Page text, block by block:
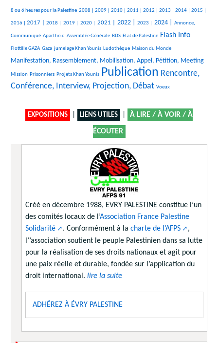
444/2417
8 ou 6 heures pour la Palestine
95/2417 2008 |
289/2417 2009 |
240/2417 2010 |
333/2417 2011 |
216/2417 2012 |
279/2417 2013 |
158/2417 2014 |
122/2417 2015 |
343/2417
2016 |
557/2417
2017 |
191/2417 2018 |
118/2417 2019 |
106/2417 2020 |
772/2417 2021 |
865/2417 2022 |
370/2417 2023 |
855/2417 2024 |
318/2417 Annonce,
Communiqué
22/2417 Apartheid
23/2417 Assemblée Générale
149/2417 BDS
36/2417 Etat de Palestine
1249/2417 Flash Info
49/2417
Flottille GAZA
296/2417 Gaza
215/2417 jumelage Khan Younis
327/2417 Ludothèque
33/2417 Maison du Monde
952/2417
Manifestation, Rassemblement, Mobilisation, Appel, Pétition, Meeting
29/2417
Mission
25/2417Prisonniers
172/2417 Projets Khan Younis
2417/2417 Publication
1498/2417
Rencontre,
Conférence, Interview, Projection, Débat
31/2417 Voeux
EXPOSITIONS LIENS UTILES À LIRE / À VOIR / À
ÉCOUTER
Créé en décembre 1988, EVRY PALESTINE constitue l’un
des comités locaux de l’Association France Palestine
Solidarité
. Conformément à la charte de l’AFPS
,
l’’association soutient le peuple Palestinien dans sa lutte
pour la réalisation de ses droits nationaux et agit pour
une paix réelle et durable, fondée sur l’application du
droit international. lire la suite
ADHÉREZ À ÉVRY PALESTINE